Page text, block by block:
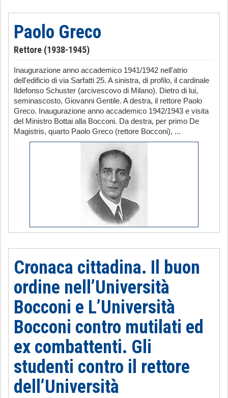
Paolo Greco
Rettore (1938-1945)
Inaugurazione anno accademico 1941/1942 nell'atrio
dell'edificio di via Sarfatti 25. A sinistra, di profilo, il cardinale
Ildefonso Schuster (arcivescovo di Milano). Dietro di lui,
seminascosto, Giovanni Gentile. A destra, il rettore Paolo
Greco. Inaugurazione anno accademico 1942/1943 e visita
del Ministro Bottai alla Bocconi. Da destra, per primo De
Magistris, quarto Paolo Greco (rettore Bocconi), ...
Cronaca cittadina. Il buon
ordine nell’Università
Bocconi e L’Università
Bocconi contro mutilati ed
ex combattenti. Gli
studenti contro il rettore
dell’Università